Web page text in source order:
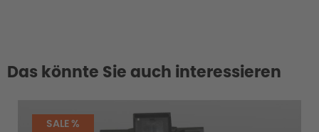
Das könnte Sie auch interessieren
SALE %